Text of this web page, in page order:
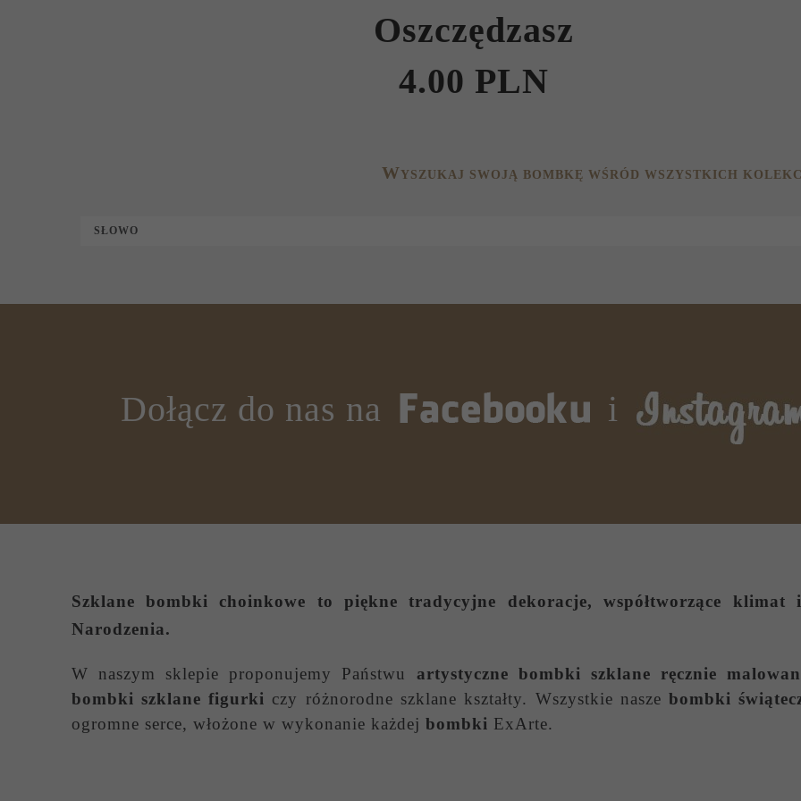
Oszczędzasz
4.00 PLN
WYSZUKAJ SWOJĄ BOMBKĘ WŚRÓD WSZYSTKICH
SŁOWO
Dołącz do nas na i
Szklane bombki choinkowe to piękne tradycyjne dekoracje, współtworzące
Narodzenia.
W naszym sklepie proponujemy Państwu artystyczne bombki szklane ręcznie
bombki szklane figurki czy różnorodne szklane kształty. Wszystkie naszebombki
ogromne serce, włożone w wykonanie każdej bombki ExArte.